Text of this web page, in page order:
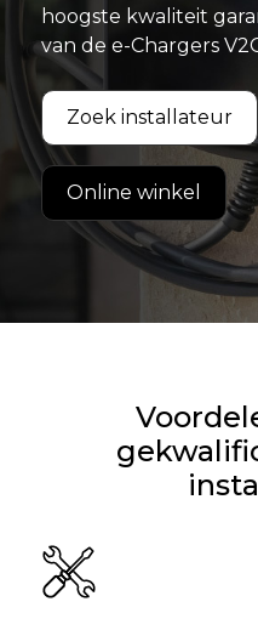
hoogste kwaliteit
van de e-Chargers
Zoek installateur
Online winkel